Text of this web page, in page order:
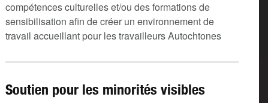
compétences culturelles et/ou des formations de
sensibilisation afin de créer un environnement de
travail accueillant pour les travailleurs Autochtones
Soutien pour les minorités visibles